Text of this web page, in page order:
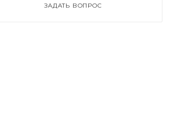
ЗАДАТЬ ВОПРОС